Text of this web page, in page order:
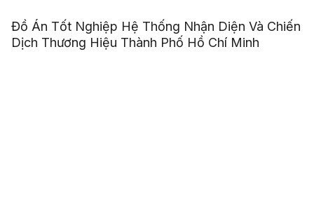
Đồ Án Tốt Nghiệp Hệ Thống Nhận Diện Và Chiến
Dịch Thương Hiệu Thành Phố Hồ Chí Minh